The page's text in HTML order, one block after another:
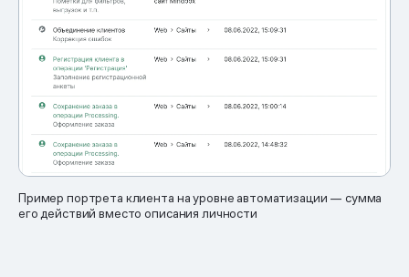
Пример портрета клиента на уровне автоматизации — сумма
его действий вместо описания личности